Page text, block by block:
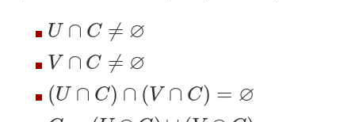
U ∩ C ≠ ∅
U∩C≠ ∅
V ∩ C ≠ ∅
V∩C≠ ∅
(U ∩ C) ∩ (V ∩ C) = ∅
(U∩C)∩ (V ∩C)=∅
C= U∩C) ∪(V ∩ C)